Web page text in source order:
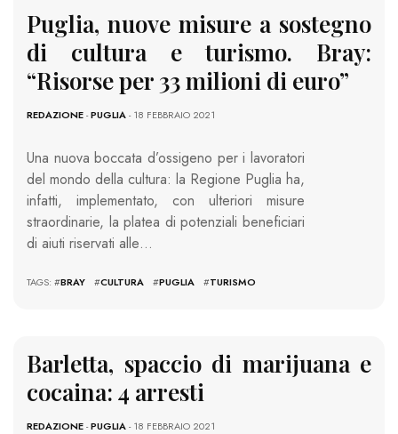
Puglia, nuove misure a sostegno
di cultura e turismo. Bray:
“Risorse per 33 milioni di euro”
REDAZIONE-PUGLIA- 18 FEBBRAIO 2021
Una nuova boccata d’ossigeno per i lavoratori
del mondo della cultura: la Regione Puglia ha,
infatti, implementato, con ulteriori misure
straordinarie, la platea di potenziali beneficiari
di aiuti riservati alle…
TAGS: #BRAY #CULTURA #PUGLIA #TURISMO
Barletta, spaccio di marijuana e
cocaina: 4 arresti
REDAZIONE-PUGLIA- 18 FEBBRAIO 2021